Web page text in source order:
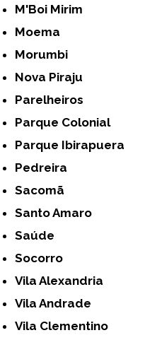
M'Boi Mirim
Moema
Morumbi
Nova Piraju
Parelheiros
Parque Colonial
Parque Ibirapuera
Pedreira
Sacomã
Santo Amaro
Saúde
Socorro
Vila Alexandria
Vila Andrade
Vila Clementino